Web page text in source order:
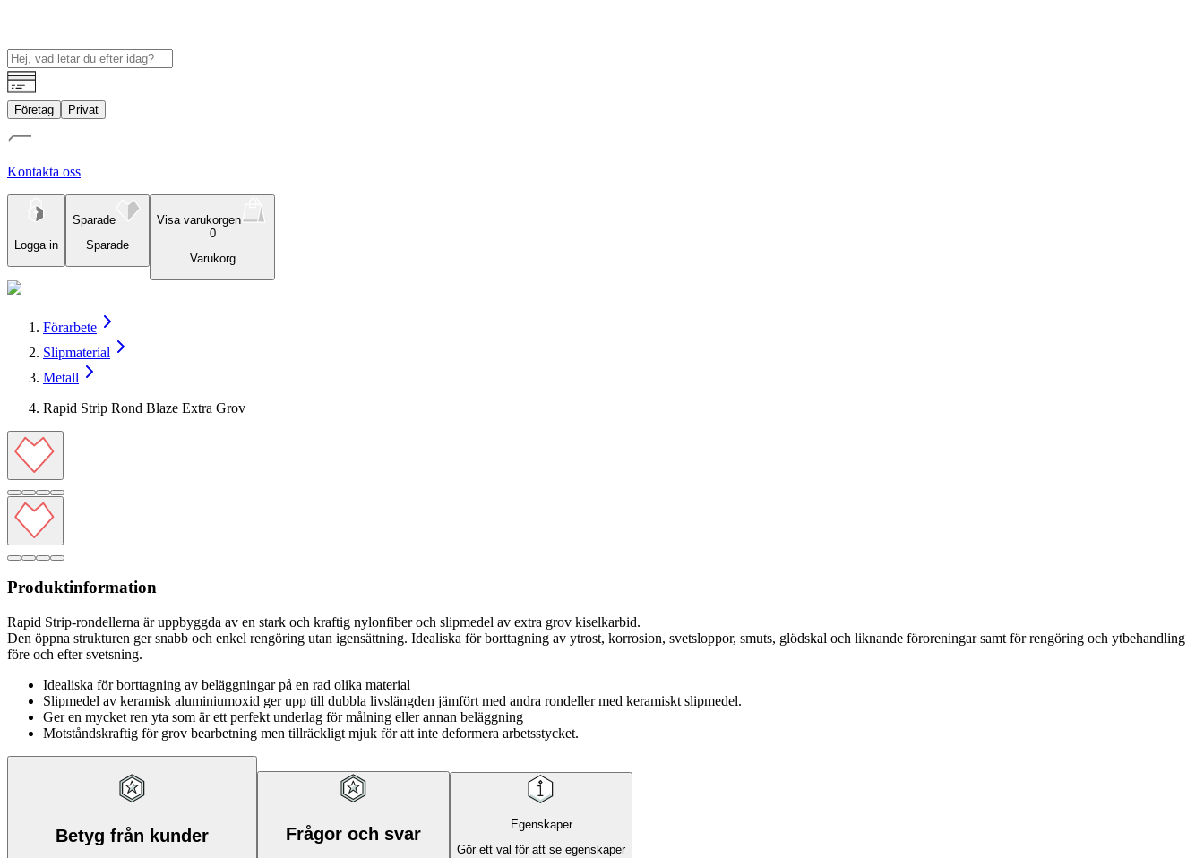
Företag Privat
Kontakta oss
Logga in
Sparade
Sparade
Visa varukorgen
0
Varukorg
Förarbete
Slipmaterial
Metall
Rapid Strip Rond Blaze Extra Grov
Produktinformation
Rapid Strip-rondellerna är uppbyggda av en stark och kraftig nylonfiber och slipmedel av extra grov kiselkarbid.
Den öppna strukturen ger snabb och enkel rengöring utan igensättning. Idealiska för borttagning av ytrost, korrosion, svetsloppor, smuts, glödskal och liknande föroreningar samt för rengöring och ytbehandling
före och efter svetsning.
Idealiska för borttagning av beläggningar på en rad olika material
Slipmedel av keramisk aluminiumoxid ger upp till dubbla livslängden jämfört med andra rondeller med keramiskt slipmedel.
Ger en mycket ren yta som är ett perfekt underlag för målning eller annan beläggning
Motståndskraftig för grov bearbetning men tillräckligt mjuk för att inte deformera arbetsstycket.
Betyg från kunder
Frågor och svar
Egenskaper
Gör ett val för att se egenskaper